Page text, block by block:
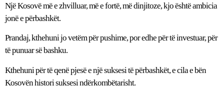
Një Kosovë më e zhvilluar, më e fortë, më dinjitoze, kjo është ambicia
jonë e përbashkët.
Prandaj, kthehuni jo vetëm për pushime, por edhe për të investuar, për
të punuar së bashku.
Kthehuni për të qenë pjesë e një suksesi të përbashkët, e cila e bën
Kosovën histori suksesi ndërkombëtarisht.